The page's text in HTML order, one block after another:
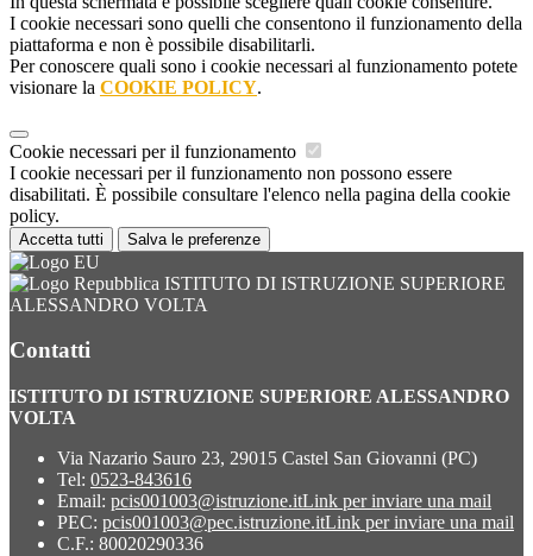
I cookie necessari sono quelli che consentono il funzionamento della
piattaforma e non è possibile disabilitarli.
Per conoscere quali sono i cookie necessari al funzionamento potete
visionare la COOKIE POLICY.
Cookie necessari per il funzionamento
I cookie necessari per il funzionamento non possono essere
disabilitati. È possibile consultare l'elenco nella pagina della cookie
policy.
Accetta tutti Salva le preferenze
ISTITUTO DI ISTRUZIONE SUPERIORE
ALESSANDRO VOLTA
Contatti
ISTITUTO DI ISTRUZIONE SUPERIORE ALESSANDRO
VOLTA
Via Nazario Sauro 23, 29015 Castel San Giovanni (PC)
Tel: 0523-843616
Email: pcis001003@istruzione.itLink per inviare una mail
PEC: pcis001003@pec.istruzione.itLink per inviare una mail
C.F.: 80020290336